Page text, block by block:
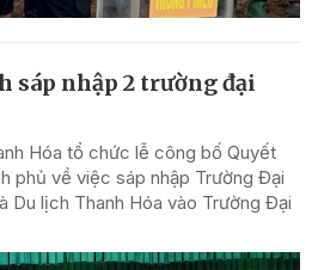
sáp nhập 2 trường đại
Hóa tổ chức lễ công bố Quyết
phủ về việc sáp nhập Trường Đại
Du lịch Thanh Hóa vào Trường Đại